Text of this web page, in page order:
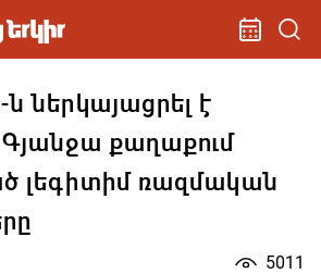
ներկայացրել է
քաղաքում
լեգիտիմ ռազմական
5011